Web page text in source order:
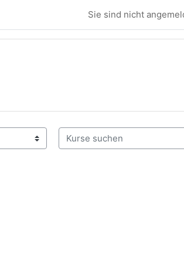
Sie sind nicht
Kurse suchen